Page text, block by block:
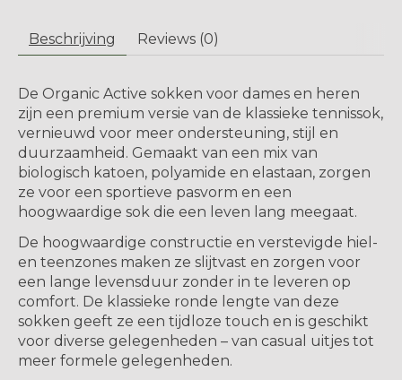
Beschrijving Reviews (0)
De Organic Active sokken voor dames en heren
zijn een premium versie van de klassieke tennissok,
vernieuwd voor meer ondersteuning, stijl en
duurzaamheid. Gemaakt van een mix van
biologisch katoen, polyamide en elastaan, zorgen
ze voor een sportieve pasvorm en een
hoogwaardige sok die een leven lang meegaat.
De hoogwaardige constructie en verstevigde hiel-
en teenzones maken ze slijtvast en zorgen voor
een lange levensduur zonder in te leveren op
comfort. De klassieke ronde lengte van deze
sokken geeft ze een tijdloze touch en is geschikt
voor diverse gelegenheden – van casual uitjes tot
meer formele gelegenheden.